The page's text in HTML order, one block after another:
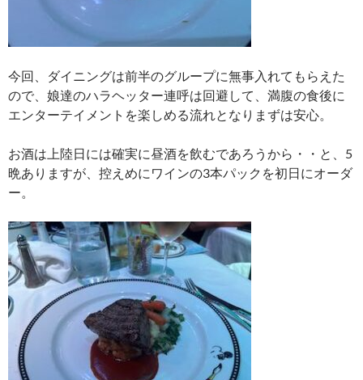
今回、ダイニングは前半のグループに無事入れてもらえた
ので、娘達のハラヘッター連呼は回避して、満腹の食後に
エンターテイメントを楽しめる流れとなりまずは安心。
お酒は上陸日には確実に昼酒を飲むであろうから・・と、5
晩ありますが、控えめにワインの3本パックを初日にオーダ
ー。